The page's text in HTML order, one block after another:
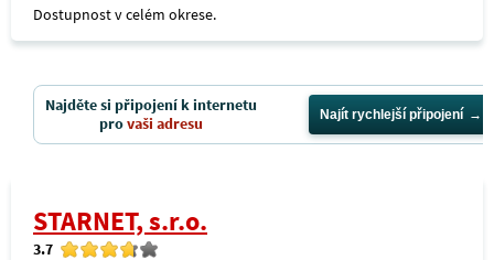
Dostupnost v celém okrese.
Najděte si připojení k internetu
provaši adresu Najít rychlejší připojení
STARNET, s.r.o.
3.7